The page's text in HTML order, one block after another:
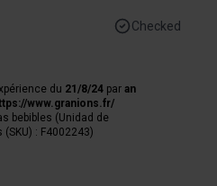
Checked
du 21/8/24 par an
www.granions.fr/
bebibles (Unidad de
: F4002243)